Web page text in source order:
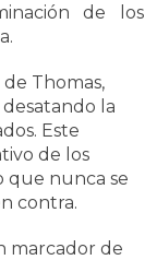
de los
Thomas,
la
Este
de los
que nunca se
contra.
marcador de